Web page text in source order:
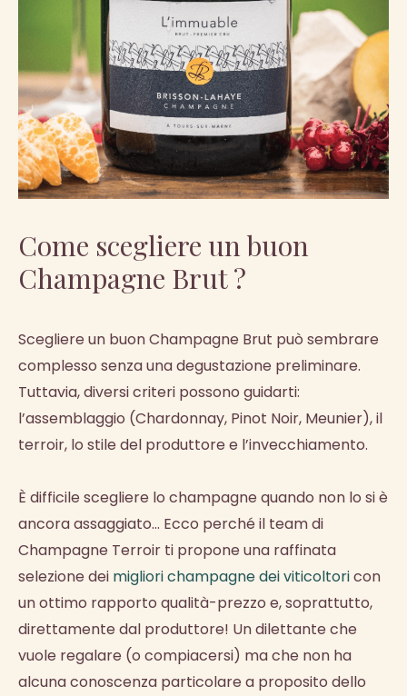
Come scegliere un buon
Champagne Brut ?
Scegliere un buon Champagne Brut può sembrare
complesso senza una degustazione preliminare.
Tuttavia, diversi criteri possono guidarti:
l’assemblaggio (Chardonnay, Pinot Noir, Meunier), il
terroir, lo stile del produttore e l’invecchiamento.
È difficile scegliere lo champagne quando non lo si è
ancora assaggiato... Ecco perché il team di
Champagne Terroir ti propone una raffinata
selezione dei migliori champagne dei viticoltoricon
un ottimo rapporto qualità-prezzo e, soprattutto,
direttamente dal produttore! Un dilettante che
vuole regalare (o compiacersi) ma che non ha
alcuna conoscenza particolare a proposito dello